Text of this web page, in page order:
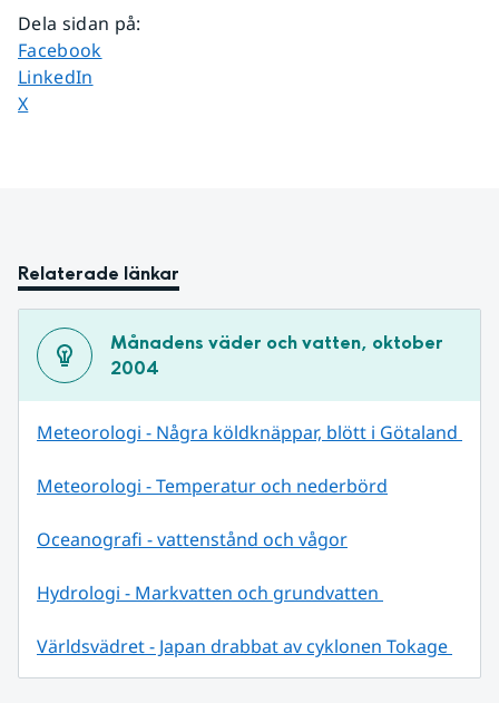
Dela sidan på:
Dela sidan på
Facebook
Dela sidan på
LinkedIn
Dela sidan på
X
Relaterade länkar
Månadens väder och vatten, oktober
2004
Meteorologi - Några köldknäppar, blött i Götaland
Meteorologi - Temperatur och nederbörd
Oceanografi - vattenstånd och vågor
Hydrologi - Markvatten och grundvatten
Världsvädret - Japan drabbat av cyklonen Tokage